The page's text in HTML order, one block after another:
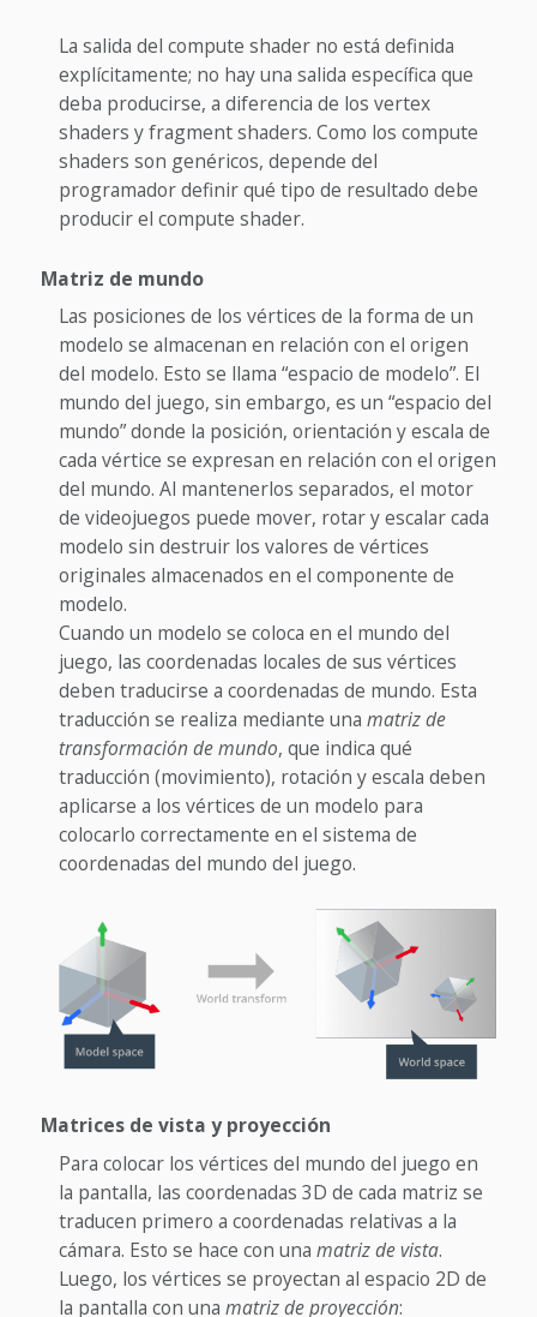
La salida del compute shader no está definida
explícitamente; no hay una salida específica que
deba producirse, a diferencia de los vertex
shaders y fragment shaders. Como los compute
shaders son genéricos, depende del
programador definir qué tipo de resultado debe
producir el compute shader.
Matriz de mundo
Las posiciones de los vértices de la forma de un
modelo se almacenan en relación con el origen
del modelo. Esto se llama “espacio de modelo”. El
mundo del juego, sin embargo, es un “espacio del
mundo” donde la posición, orientación y escala de
cada vértice se expresan en relación con el origen
del mundo. Al mantenerlos separados, el motor
de videojuegos puede mover, rotar y escalar cada
modelo sin destruir los valores de vértices
originales almacenados en el componente de
modelo.
Cuando un modelo se coloca en el mundo del
juego, las coordenadas locales de sus vértices
deben traducirse a coordenadas de mundo. Esta
traducción se realiza mediante unamatriz de
transformación de mundo, que indica qué
traducción (movimiento), rotación y escala deben
aplicarse a los vértices de un modelo para
colocarlo correctamente en el sistema de
coordenadas del mundo del juego.
Matrices de vista y proyección
Para colocar los vértices del mundo del juego en
la pantalla, las coordenadas 3D de cada matriz se
traducen primero a coordenadas relativas a la
cámara. Esto se hace con unamatriz de vista.
Luego, los vértices se proyectan al espacio 2D de
la pantalla con unamatriz de proyección: